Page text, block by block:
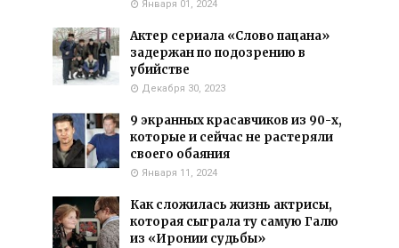
Января 01, 2024
Актер сериала «Слово пацана»
задержан по подозрению в
убийстве
Декабря 30, 2023
9 экранных красавчиков из 90-х,
которые и сейчас не растеряли
своего обаяния
Января 11, 2024
Как сложилась жизнь актрисы,
которая сыграла ту самую Галю
из «Иронии судьбы»